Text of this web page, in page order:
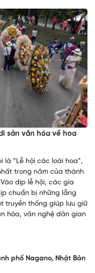
sản văn hóa về hoa
là “Lễ hội các loài hoa”,
trong năm của thành
dịp lễ hội, các gia
chuẩn bị những lẵng
truyền thống giúp lưu giữ
hóa, văn nghệ dân gian
phố Nagano, Nhật Bản